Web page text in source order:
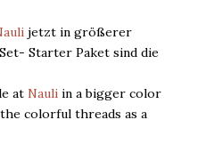
jetzt in größerer
Starter Paket sind die
at Nauli in a bigger color
colorful threads as a